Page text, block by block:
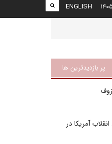
ENGLISH
پر بازدیدترین ها
آمریکا در